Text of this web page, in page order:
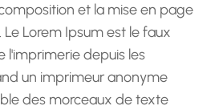
et la mise en page
Lorem Ipsum est le faux
l'imprimerie depuis les
un imprimeur anonyme
des morceaux de texte